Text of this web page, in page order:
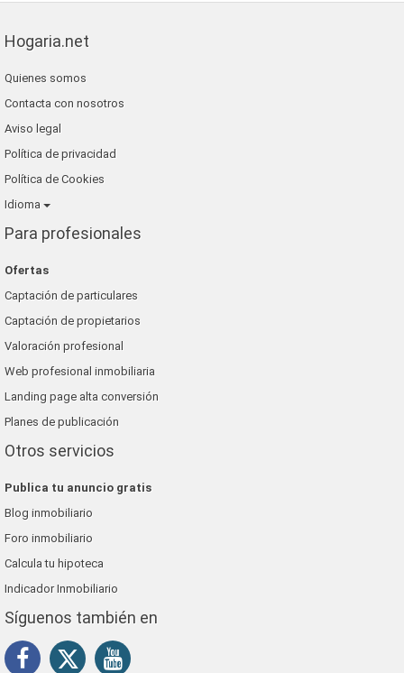
Hogaria.net
Quienes somos
Contacta con nosotros
Aviso legal
Política de privacidad
Política de Cookies
Idioma
Para profesionales
Ofertas
Captación de particulares
Captación de propietarios
Valoración profesional
Web profesional inmobiliaria
Landing page alta conversión
Planes de publicación
Otros servicios
Publica tu anuncio gratis
Blog inmobiliario
Foro inmobiliario
Calcula tu hipoteca
Indicador Inmobiliario
Síguenos también en